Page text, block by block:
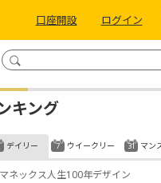
口座開設 ログイン
キング
デイリー
マネックス人生100年デザイン
ウイークリー マン